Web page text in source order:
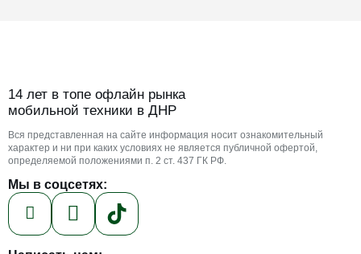
14 лет в топе офлайн рынка
мобильной техники в ДНР
Вся представленная на сайте информация носит ознакомительный
характер и ни при каких условиях не является публичной офертой,
определяемой положениями п. 2 ст. 437 ГК РФ.
Мы в соцсетях: